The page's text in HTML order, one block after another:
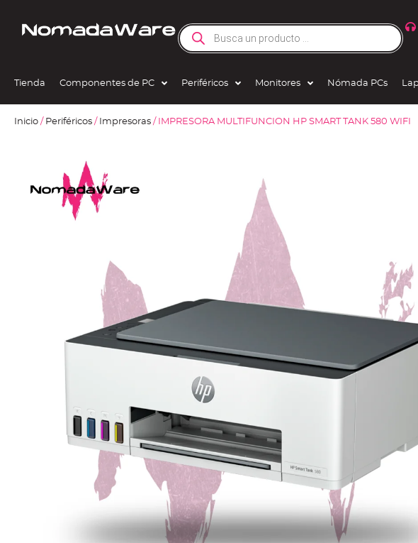
Tienda Componentes de PC Periféricos Monitores Nómada PCs
Inicio / Periféricos / Impresoras / IMPRESORA MULTIFUNCION HP SMART TANK 580 WIFI